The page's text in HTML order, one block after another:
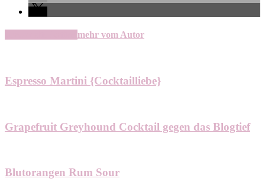
mehr vom Autor
Espresso Martini {Cocktailliebe}
Grapefruit Greyhound Cocktail gegen das Blogtief
Blutorangen Rum Sour